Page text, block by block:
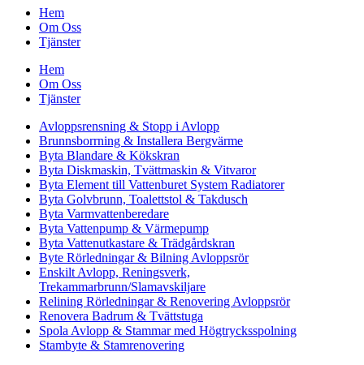
Hem
Om Oss
Tjänster
Hem
Om Oss
Tjänster
Avloppsrensning & Stopp i Avlopp
Brunnsborrning & Installera Bergvärme
Byta Blandare & Kökskran
Byta Diskmaskin, Tvättmaskin & Vitvaror
Byta Element till Vattenburet System Radiatorer
Byta Golvbrunn, Toalettstol & Takdusch
Byta Varmvattenberedare
Byta Vattenpump & Värmepump
Byta Vattenutkastare & Trädgårdskran
Byte Rörledningar & Bilning Avloppsrör
Enskilt Avlopp, Reningsverk,
Trekammarbrunn/Slamavskiljare
Relining Rörledningar & Renovering Avloppsrör
Renovera Badrum & Tvättstuga
Spola Avlopp & Stammar med Högtrycksspolning
Stambyte & Stamrenovering